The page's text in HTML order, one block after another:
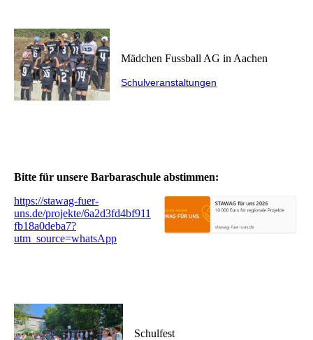
Mädchen Fussball AG in Aachen
Schulveranstaltungen
Bitte für unsere Barbaraschule abstimmen:
https://stawag-fuer-
uns.de/projekte/6a2d3fd4bf911
fb18a0deba7?
utm_source=whatsApp
Schulfest